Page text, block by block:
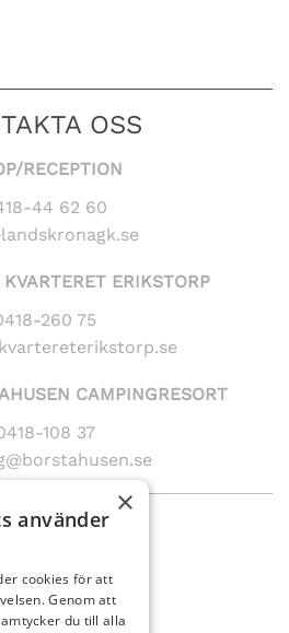
OSS
RECEPTION
44 62 60
ERIKSTORP
260 75
CAMPINGRESORT
108 37
GOLF
ÄTA
×
använder
cookies för att
Genom att
du till alla